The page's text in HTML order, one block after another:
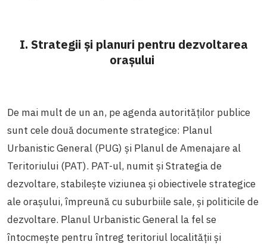
I. Strategii și planuri pentru dezvoltarea
orașului
De mai mult de un an, pe agenda autorităților publice
sunt cele două documente strategice: Planul
Urbanistic General (PUG) și Planul de Amenajare al
Teritoriului (PAT). PAT-ul, numit și Strategia de
dezvoltare, stabilește viziunea și obiectivele strategice
ale orașului, împreună cu suburbiile sale, și politicile de
dezvoltare. Planul Urbanistic General la fel se
întocmeşte pentru întreg teritoriul localităţii și